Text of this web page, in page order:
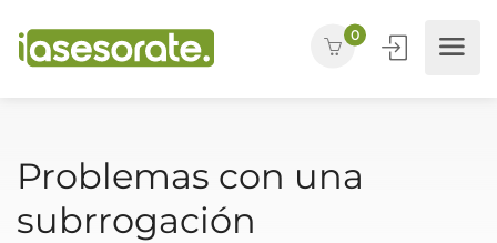
0
Problemas con una
subrrogación